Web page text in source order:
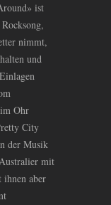
ist
nimmt,
und
Ohr
City
der Musik
mit
ihnen aber